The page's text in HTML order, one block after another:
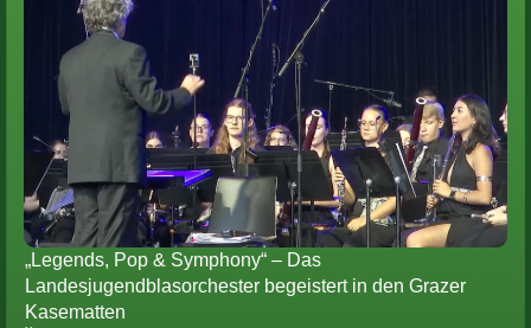
„Legends, Pop & Symphony“ – Das
Landesjugendblasorchester begeistert in den Grazer
Kasematten